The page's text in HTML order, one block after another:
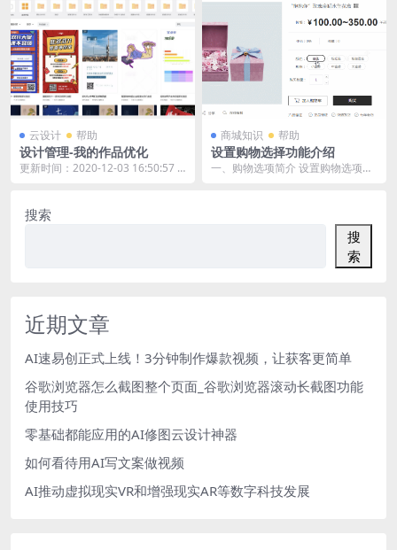
云设计 帮助
设计管理-我的作品优化
更新时间：2020-12-03 16:50:57
商城知识 帮助
设置购物选择功能介绍
一、购物选项简介 设置购物选项是
搜索
搜
索
近期文章
AI速易创正式上线！3分钟制作爆款视频，让获客更简单
谷歌浏览器怎么截图整个页面_谷歌浏览器滚动长截图功能
使用技巧
零基础都能应用的AI修图云设计神器
如何看待用AI写文案做视频
AI推动虚拟现实VR和增强现实AR等数字科技发展